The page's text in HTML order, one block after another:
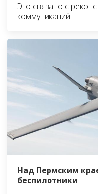
Это связано с
коммуникаций
Над Пермским
беспилотники